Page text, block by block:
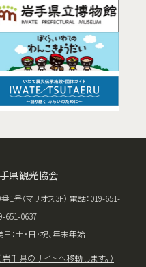
県観光協会
号（マリオス3F） 電話：019-651-
651-0637
：土･日･祝、年末年始
手県のサイトへ移動します。）